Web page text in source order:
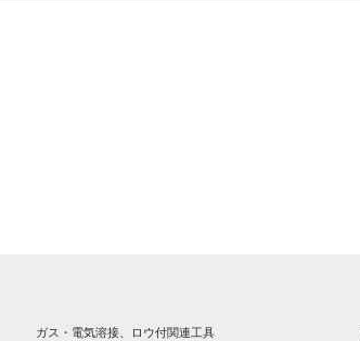
ガス・電気溶接、ロウ付関連工具